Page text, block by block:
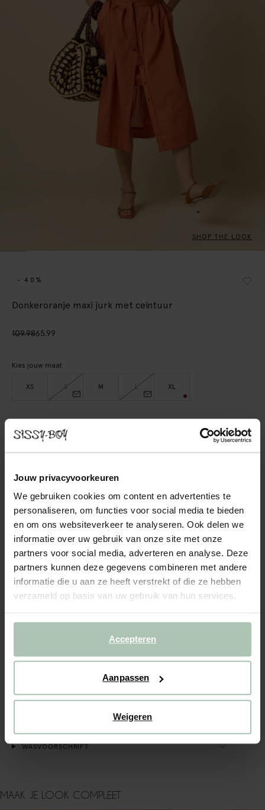
Jouw privacyvoorkeuren
We gebruiken cookies om content en advertenties te
personaliseren, om functies voor social media te bieden
en om ons websiteverkeer te analyseren. Ook delen we
informatie over uw gebruik van onze site met onze
partners voor social media, adverteren en analyse. Deze
partners kunnen deze gegevens combineren met andere
informatie die u aan ze heeft verstrekt of die ze hebben
verzameld op basis van uw gebruik van hun services.
Accepteren
Aanpassen
Weigeren
SHOP THE LOOK
- 40%
Donkeroranje maxi jurk met ceintuur
109.9865.99
Kies jouw maat
XS S M L XL
Achteraf betalen
Snelle levering
REVIEWS (3)
OMSCHRIJVING
Donkeroranje maxi jurk met ceintuur van Sissy-Boy. De jurk
heeft korte wijde mouwen, een ronde halslijn, een
knoopsluiting, een maxi-lengte, geplooide details bij de
schouders en een ceintuur met franjes in de taille.
ALLES OVER DIT PRODUCT
MAATTABEL
WASVOORSCHRIFT
MAAK JE LOOK COMPLEET